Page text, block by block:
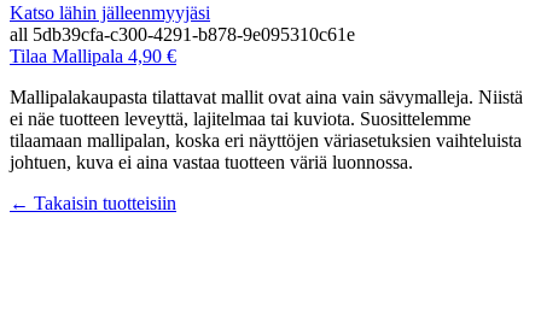
Katso lähin jälleenmyyjäsi
all 5db39cfa-c300-4291-b878-9e095310c61e
Tilaa Mallipala 4,90 €
Mallipalakaupasta tilattavat mallit ovat aina vain sävymalleja. Niistä
ei näe tuotteen leveyttä, lajitelmaa tai kuviota. Suosittelemme
tilaamaan mallipalan, koska eri näyttöjen väriasetuksien vaihteluista
johtuen, kuva ei aina vastaa tuotteen väriä luonnossa.
← Takaisin tuotteisiin